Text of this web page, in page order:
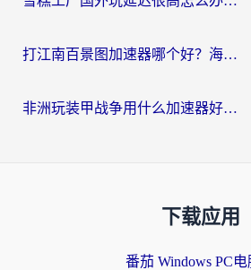
打江南百景图加速器哪个好？海外党踩坑N次后，终于找到不卡的秘诀
非洲玩装甲战争用什么加速器好？海外党亲测有效的国服游戏加速方案
下载应用
番茄 Windows PC电